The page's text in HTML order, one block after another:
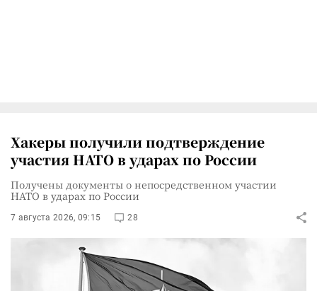
Хакеры получили подтверждение
участия НАТО в ударах по России
Получены документы о непосредственном участии
НАТО в ударах по России
7 августа 2026, 09:15 28